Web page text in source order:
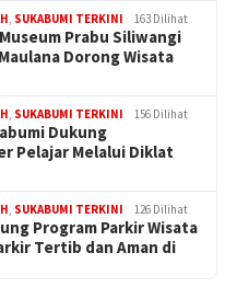
, SUKABUMI TERKINI 163 Dilihat
Prabu Siliwangi
Dorong Wisata
, SUKABUMI TERKINI 156 Dilihat
Dukung
Pelajar Melalui Diklat
, SUKABUMI TERKINI 126 Dilihat
Program Parkir Wisata
Tertib dan Aman di